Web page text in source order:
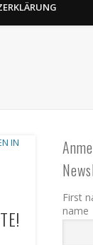
First
name